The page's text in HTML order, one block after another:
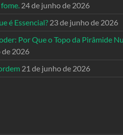
24 de junho de 2026
é Essencial? 23 de junho de 2026
Por Que o Topo da Pirâmide
de 2026
21 de junho de 2026